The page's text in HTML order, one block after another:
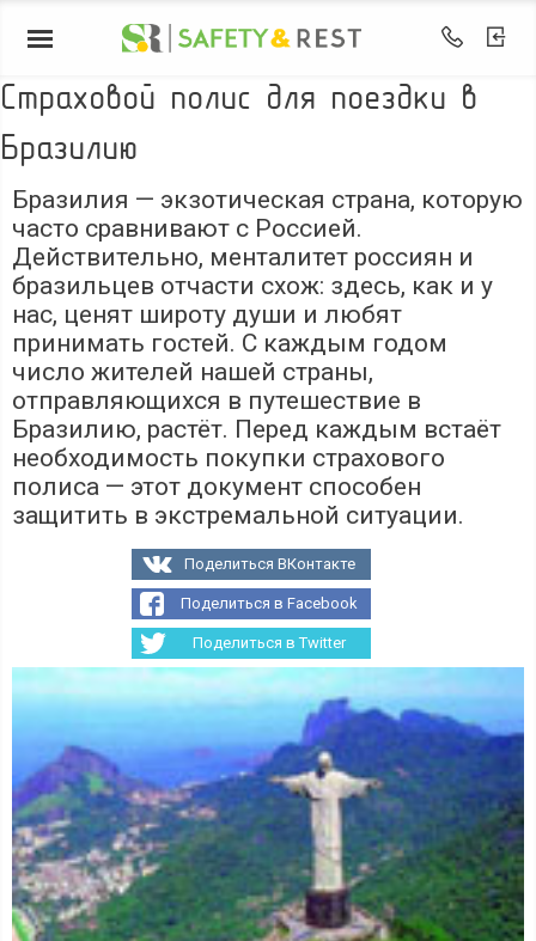
Страховой полис для поездки в
Бразилию
Бразилия — экзотическая страна, которую
часто сравнивают с Россией.
Действительно, менталитет россиян и
бразильцев отчасти схож: здесь, как и у
нас, ценят широту души и любят
принимать гостей. С каждым годом
число жителей нашей страны,
отправляющихся в путешествие в
Бразилию, растёт. Перед каждым встаёт
необходимость покупки страхового
полиса — этот документ способен
защитить в экстремальной ситуации.
Поделиться ВКонтакте
Поделиться в Facebook
Поделиться в Twitter